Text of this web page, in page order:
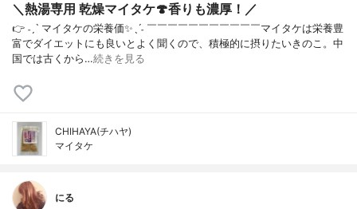
＼熱湯専用 乾燥マイタケ🍄香りも濃厚！／
👉 ˗ˏˋ マイタケの栄養価✨ˎˊ˗ ￣￣￣￣￣￣￣￣￣￣￣⁡マイタケは栄養豊
富でダイエットにも良いとよく聞くので、積極的に摂りたいきのこ。中
国では古くから…続きを見る
CHIHAYA(チハヤ)
マイタケ
にる